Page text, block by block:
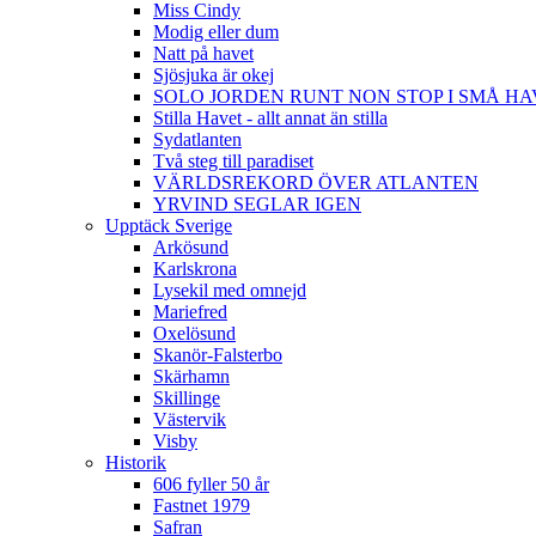
Miss Cindy
Modig eller dum
Natt på havet
Sjösjuka är okej
SOLO JORDEN RUNT NON STOP I SMÅ
Stilla Havet - allt annat än stilla
Sydatlanten
Två steg till paradiset
VÄRLDSREKORD ÖVER ATLANTEN
YRVIND SEGLAR IGEN
Upptäck Sverige
Arkösund
Karlskrona
Lysekil med omnejd
Mariefred
Oxelösund
Skanör-Falsterbo
Skärhamn
Skillinge
Västervik
Visby
Historik
606 fyller 50 år
Fastnet 1979
Safran